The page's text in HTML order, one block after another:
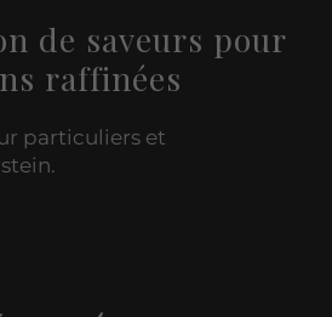
de saveurs pour
raffinées
particuliers et